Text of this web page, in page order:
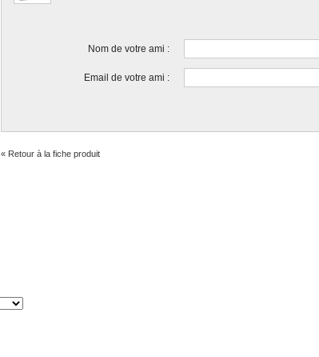
Nom de votre ami :
Email de votre ami :
« Retour à la fiche produit